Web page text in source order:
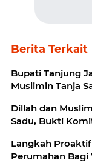
Berita Terkait
Bupati Tanjung Jabung Timur
Muslimin Tanja
Dillah dan
Sadu, Bukti
Langkah
Perumahan Bagi